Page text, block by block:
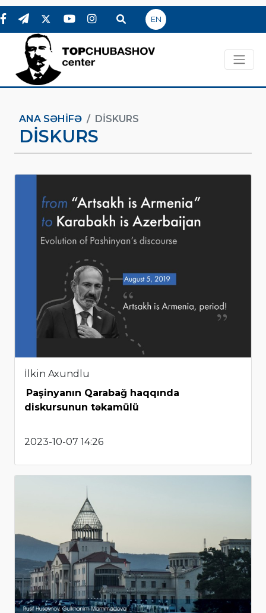
EN
ANA SƏHIFƏ DISKURS
DISKURS
İlkin Axundlu
Paşinyanın Qarabağ haqqında
diskursunun təkamülü
2023-10-07 14:26